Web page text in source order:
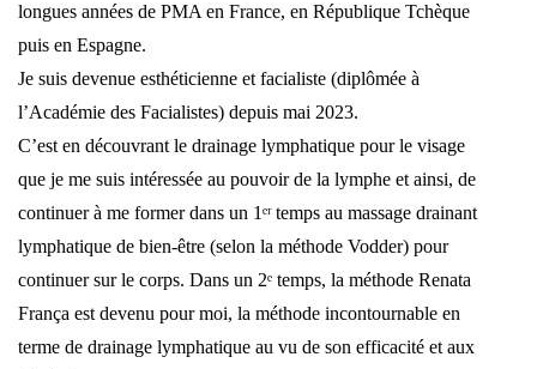
longues années de PMA en France, en République Tchèque
puis en Espagne.
Je suis devenue esthéticienne et facialiste (diplômée à
l’Académie des Facialistes) depuis mai 2023.
C’est en découvrant le drainage lymphatique pour le visage
que je me suis intéressée au pouvoir de la lymphe et ainsi, de
continuer à me former dans un 1ᵉʳ temps au massage drainant
lymphatique de bien-être (selon la méthode Vodder) pour
continuer sur le corps. Dans un 2ᵉ temps, la méthode Renata
França est devenu pour moi, la méthode incontournable en
terme de drainage lymphatique au vu de son efficacité et aux